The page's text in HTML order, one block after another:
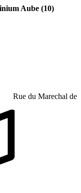
Aube (10)
Rue du Marechal de